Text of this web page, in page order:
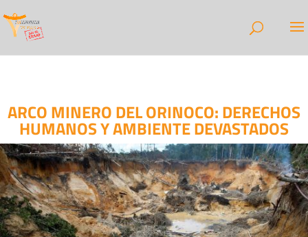
ARCO MINERO DEL ORINOCO: DERECHOS
HUMANOS Y AMBIENTE DEVASTADOS